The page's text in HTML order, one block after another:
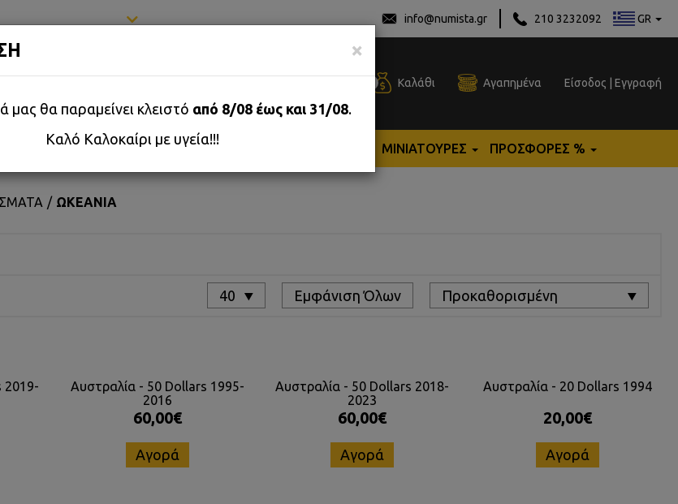
info@numista.gr 210 3232092 GR
Καλάθι Αγαπημένα Είσοδος Εγγραφή
ΜΕΤΑΛΛΙΑ/ΠΑΡΑΣΗΜΑ ΜΙΝΙΑΤΟΥΡΕΣ ΠΡΟΣΦΟΡΕΣ %
ΩΚΕΑΝΙΑ
40 Εμφάνιση Όλων Προκαθορισμένη
2019-
Αυστραλία - 50 Dollars 1995-
2016
60,00€
Αγορά
Αυστραλία - 50 Dollars 2018-
2023
60,00€
Αγορά
Αυστραλία - 20 Dollars 1994
20,00€
Αγορά
×
μας θα παραμείνει κλειστό από 8/08 έως και 31/08.
Καλό Καλοκαίρι με υγεία!!!